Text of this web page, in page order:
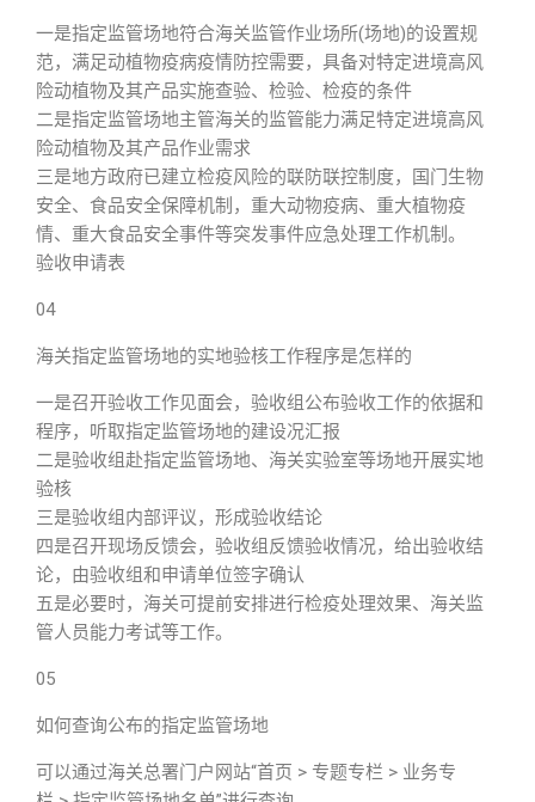
一是指定监管场地符合海关监管作业场所(场地)的设置规
范，满足动植物疫病疫情防控需要，具备对特定进境高风
险动植物及其产品实施查验、检验、检疫的条件
二是指定监管场地主管海关的监管能力满足特定进境高风
险动植物及其产品作业需求
三是地方政府已建立检疫风险的联防联控制度，国门生物
安全、食品安全保障机制，重大动物疫病、重大植物疫
情、重大食品安全事件等突发事件应急处理工作机制。
验收申请表
04
海关指定监管场地的实地验核工作程序是怎样的
一是召开验收工作见面会，验收组公布验收工作的依据和
程序，听取指定监管场地的建设况汇报
二是验收组赴指定监管场地、海关实验室等场地开展实地
验核
三是验收组内部评议，形成验收结论
四是召开现场反馈会，验收组反馈验收情况，给出验收结
论，由验收组和申请单位签字确认
五是必要时，海关可提前安排进行检疫处理效果、海关监
管人员能力考试等工作。
05
如何查询公布的指定监管场地
可以通过海关总署门户网站“首页 > 专题专栏 > 业务专